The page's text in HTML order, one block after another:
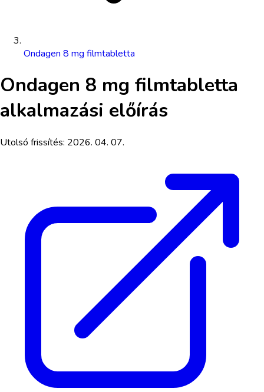
Ondagen 8 mg filmtabletta
Ondagen 8 mg filmtabletta
alkalmazási előírás
Utolsó frissítés: 2026. 04. 07.